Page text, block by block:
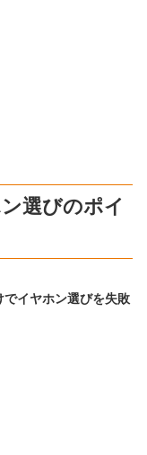
選びのポイ
でイヤホン選びを失敗